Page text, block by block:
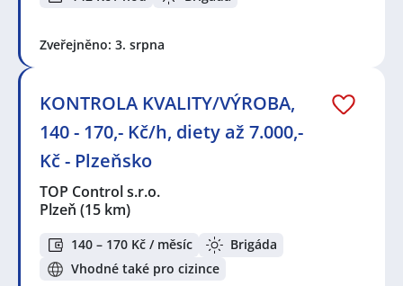
Zveřejněno: 3. srpna
KONTROLA KVALITY/VÝROBA,
140 - 170,- Kč/h, diety až 7.000,-
Kč - Plzeňsko
TOP Control s.r.o.
Plzeň (15 km)
140 – 170 Kč / měsíc
Brigáda
Vhodné také pro cizince